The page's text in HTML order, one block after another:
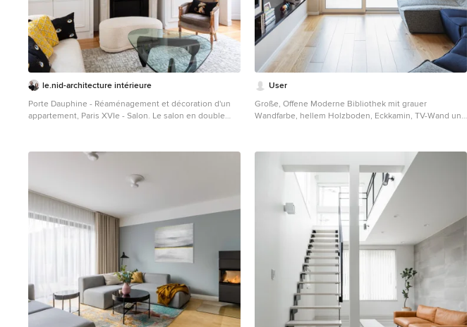
le.nid-architecture intérieure
Porte Dauphine - Réaménagement et décoration d'un
appartement, Paris XVIe - Salon. Le salon en double
contrastent discrètement avec le plafond , faisant
ressortir les moulures. La bibliothèque créée sur
mesure encadre la cheminée surmontée de son miroir
d'origine. Photo Arnaud Rinuccini
User
Große, Offene Moderne Bibliothek mit grauer
Wandfarbe, hellem Holzboden, Eckkamin, TV-Wand und